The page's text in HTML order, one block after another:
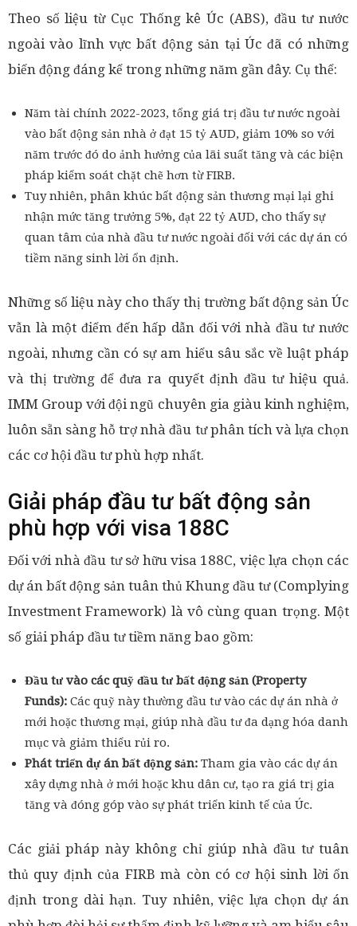
Theo số liệu từ Cục Thống kê Úc (ABS), đầu tư nước
ngoài vào lĩnh vực bất động sản tại Úc đã có những
biến động đáng kể trong những năm gần đây. Cụ thể:
Năm tài chính 2022-2023, tổng giá trị đầu tư nước ngoài
vào bất động sản nhà ở đạt 15 tỷ AUD, giảm 10% so với
năm trước đó do ảnh hưởng của lãi suất tăng và các biện
pháp kiểm soát chặt chẽ hơn từ FIRB.
Tuy nhiên, phân khúc bất động sản thương mại lại ghi
nhận mức tăng trưởng 5%, đạt 22 tỷ AUD, cho thấy sự
quan tâm của nhà đầu tư nước ngoài đối với các dự án có
tiềm năng sinh lời ổn định.
Những số liệu này cho thấy thị trường bất động sản Úc
vẫn là một điểm đến hấp dẫn đối với nhà đầu tư nước
ngoài, nhưng cần có sự am hiểu sâu sắc về luật pháp
và thị trường để đưa ra quyết định đầu tư hiệu quả.
IMM Group với đội ngũ chuyên gia giàu kinh nghiệm,
luôn sẵn sàng hỗ trợ nhà đầu tư phân tích và lựa chọn
các cơ hội đầu tư phù hợp nhất.
Giải pháp đầu tư bất động sản
phù hợp với visa 188C
Đối với nhà đầu tư sở hữu visa 188C, việc lựa chọn các
dự án bất động sản tuân thủ Khung đầu tư (Complying
Investment Framework) là vô cùng quan trọng. Một
số giải pháp đầu tư tiềm năng bao gồm:
Đầu tư vào các quỹ đầu tư bất động sản (Property
Funds): Các quỹ này thường đầu tư vào các dự án nhà ở
mới hoặc thương mại, giúp nhà đầu tư đa dạng hóa danh
mục và giảm thiểu rủi ro.
Phát triển dự án bất động sản: Tham gia vào các dự án
xây dựng nhà ở mới hoặc khu dân cư, tạo ra giá trị gia
tăng và đóng góp vào sự phát triển kinh tế của Úc.
Các giải pháp này không chỉ giúp nhà đầu tư tuân
thủ quy định của FIRB mà còn có cơ hội sinh lời ổn
định trong dài hạn. Tuy nhiên, việc lựa chọn dự án